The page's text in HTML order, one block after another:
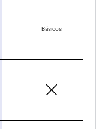
Básicos